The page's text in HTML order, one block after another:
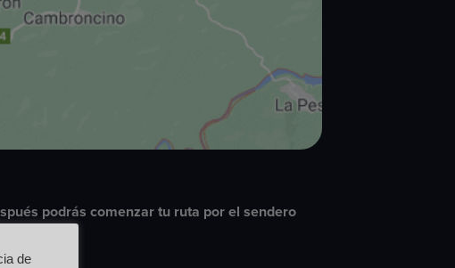
podrás comenzar tu ruta por el sendero
de